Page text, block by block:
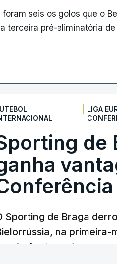
foram seis os golos que o
terceira pré-eliminatória
LIGA
de
Sporting de Braga
na
de futebol,